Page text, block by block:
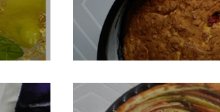
Gâteau